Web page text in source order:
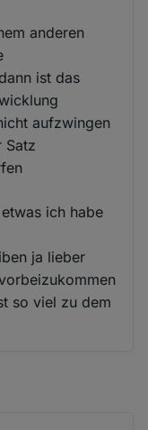
anderen
ist das
aufzwingen
Satz
ich habe
ja lieber
so viel zu dem